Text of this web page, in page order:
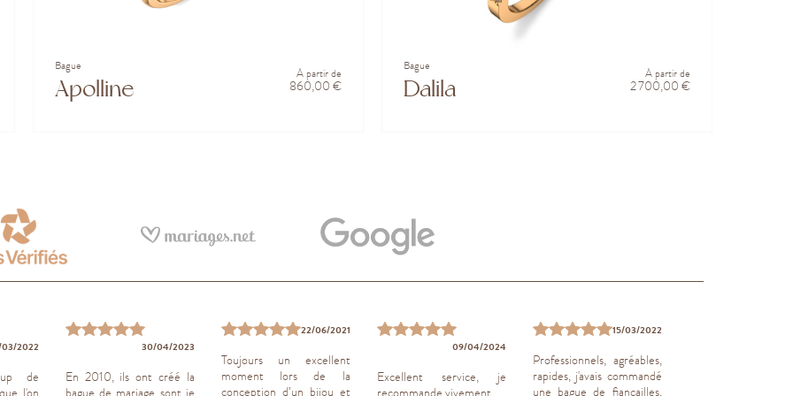
Bague
Apolline
À partir de
860,00 €
Bague
Dalila
À partir de
2 700,00 €
2022
de
30/04/2023
En 2010, ils ont créé la
22/06/2021
Toujours un excellent
moment lors de la
conception d’un bijou et
09/04/2024
Excellent service, je
15/03/2022
Professionnels, agréables,
rapides, j'avais commandé
une bague de fiançailles,